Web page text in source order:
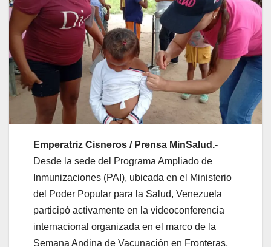
Emperatriz Cisneros / Prensa MinSalud.-
Desde la sede del Programa Ampliado de
Inmunizaciones (PAI), ubicada en el Ministerio
del Poder Popular para la Salud, Venezuela
participó activamente en la videoconferencia
internacional organizada en el marco de la
Semana Andina de Vacunación en Fronteras,